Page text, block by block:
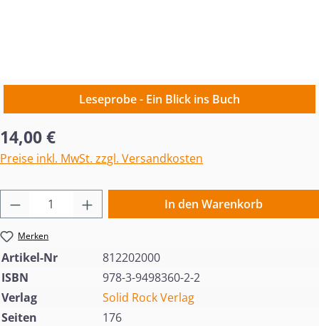
Leseprobe - Ein Blick ins Buch
Regulärer Preis:
14,00 €
Preise inkl. MwSt. zzgl. Versandkosten
Produkt Anzahl: Gib den gewünschten
In den Warenkorb
Merken
Artikel-Nr
812202000
ISBN
978-3-9498360-2-2
Verlag
Solid Rock Verlag
Seiten
176